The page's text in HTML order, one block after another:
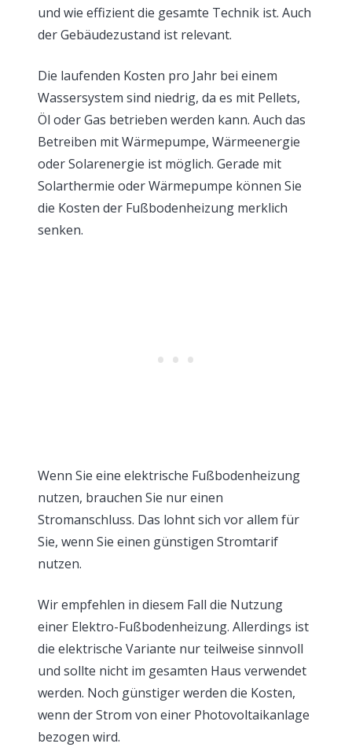
und wie effizient die gesamte Technik ist. Auch
der Gebäudezustand ist relevant.
Die laufenden Kosten pro Jahr bei einem
Wassersystem sind niedrig, da es mit Pellets,
Öl oder Gas betrieben werden kann. Auch das
Betreiben mit Wärmepumpe, Wärmeenergie
oder Solarenergie ist möglich. Gerade mit
Solarthermie oder Wärmepumpe können Sie
die Kosten der Fußbodenheizung merklich
senken.
Wenn Sie eine elektrische Fußbodenheizung
nutzen, brauchen Sie nur einen
Stromanschluss. Das lohnt sich vor allem für
Sie, wenn Sie einen günstigen Stromtarif
nutzen.
Wir empfehlen in diesem Fall die Nutzung
einer Elektro-Fußbodenheizung. Allerdings ist
die elektrische Variante nur teilweise sinnvoll
und sollte nicht im gesamten Haus verwendet
werden. Noch günstiger werden die Kosten,
wenn der Strom von einer Photovoltaikanlage
bezogen wird.